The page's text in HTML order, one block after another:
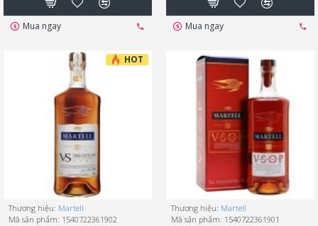
Mua ngay Mua ngay
HOT
Thương hiệu: Martell
Mã sản phẩm: 1540722361902
Thương hiệu: Martell
Mã sản phẩm: 1540722361901